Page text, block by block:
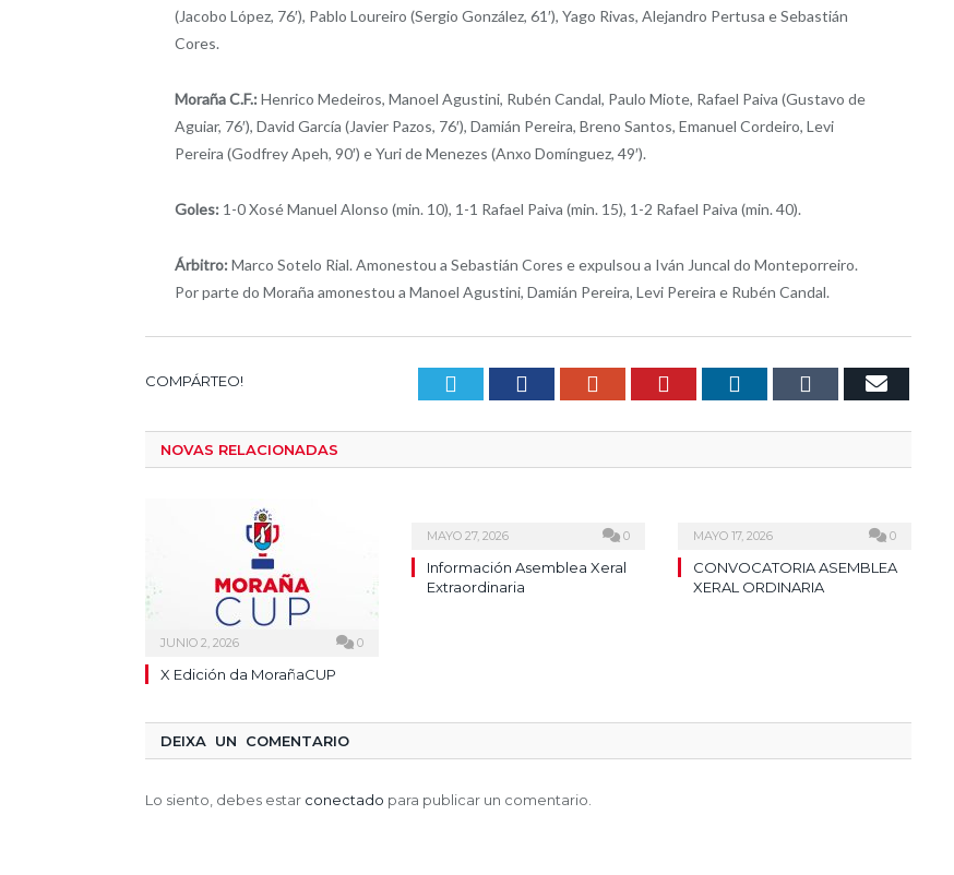
(Jacobo López, 76′), Pablo Loureiro (Sergio González, 61′), Yago Rivas, Alejandro Pertusa e Sebastián
Cores.
Moraña C.F.:Henrico Medeiros, Manoel Agustini, Rubén Candal, Paulo Miote, Rafael Paiva (Gustavo de
Aguiar, 76′), David García (Javier Pazos, 76′), Damián Pereira, Breno Santos, Emanuel Cordeiro, Levi
Pereira (Godfrey Apeh, 90′) e Yuri de Menezes (Anxo Domínguez, 49′).
Goles: 1-0 Xosé Manuel Alonso (min. 10), 1-1 Rafael Paiva (min. 15), 1-2 Rafael Paiva (min. 40).
Árbitro:Marco Sotelo Rial.Amonestou a Sebastián Cores e expulsou a Iván Juncal do Monteporreiro.
Por parte do Moraña amonestou a Manoel Agustini, Damián Pereira, Levi Pereira e Rubén Candal.
COMPÁRTEO! TwitterFacebookGoogle+Pinterest
LinkedInTumblrEmail
NOVAS RELACIONADAS
JUNIO 2, 2026 0
X Edición da MorañaCUP
MAYO 27, 2026 0
Información Asemblea Xeral
Extraordinaria
MAYO 17, 2026 0
CONVOCATORIA ASEMBLEA
XERAL ORDINARIA
DEIXA UN COMENTARIO
Lo siento, debes estar conectado para publicar un comentario.